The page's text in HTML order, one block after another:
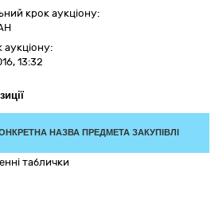
крок аукціону:
аукціону:
13:32
НАЗВА ПРЕДМЕТА ЗАКУПІВЛІ
таблички